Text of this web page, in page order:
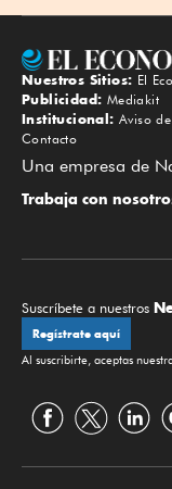
Nuestros Sitios: El
Publicidad: Mediakit
Institucional: Aviso
Contacto
Una empresa de
Trabaja con
Suscríbete a nuestros
Regístrate aquí
Al suscribirte, aceptas